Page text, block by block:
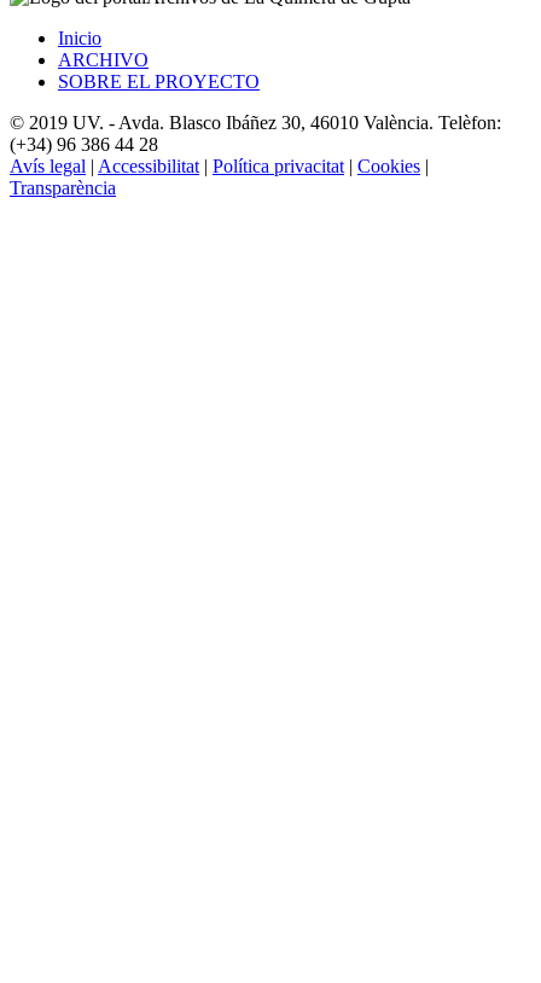
Inicio
ARCHIVO
SOBRE EL PROYECTO
© 2019 UV. - Avda. Blasco Ibáñez 30, 46010 València. Telèfon:
(+34) 96 386 44 28
Avís legal | Accessibilitat | Política privacitat | Cookies |
Transparència